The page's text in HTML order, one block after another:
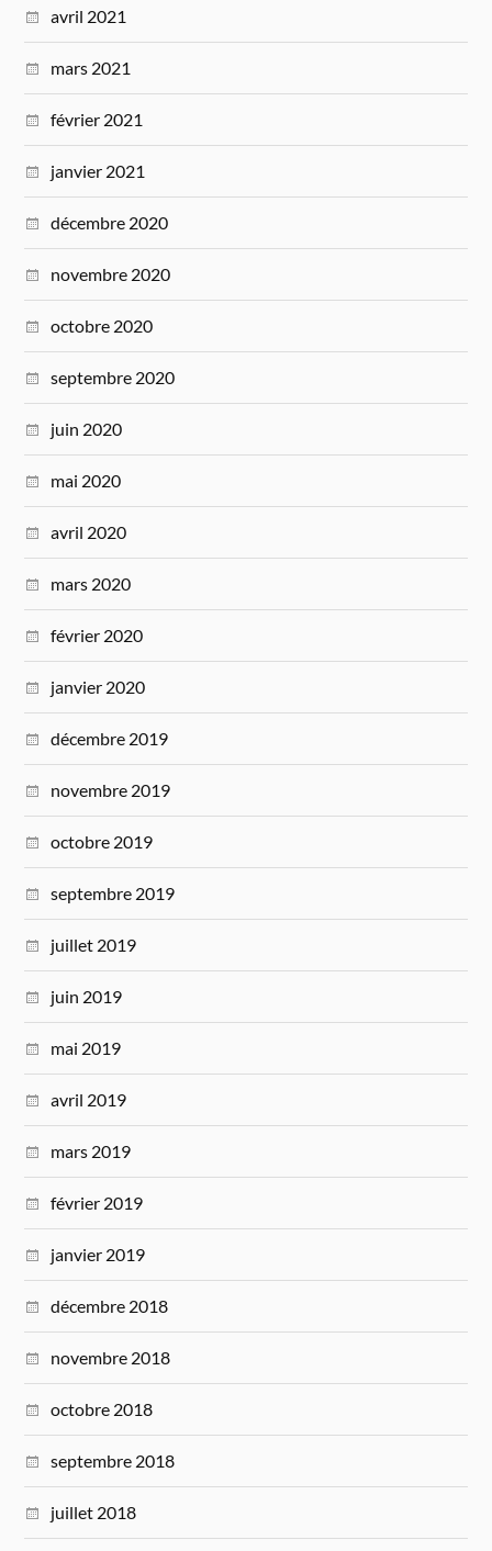
avril 2021
mars 2021
février 2021
janvier 2021
décembre 2020
novembre 2020
octobre 2020
septembre 2020
juin 2020
mai 2020
avril 2020
mars 2020
février 2020
janvier 2020
décembre 2019
novembre 2019
octobre 2019
septembre 2019
juillet 2019
juin 2019
mai 2019
avril 2019
mars 2019
février 2019
janvier 2019
décembre 2018
novembre 2018
octobre 2018
septembre 2018
juillet 2018